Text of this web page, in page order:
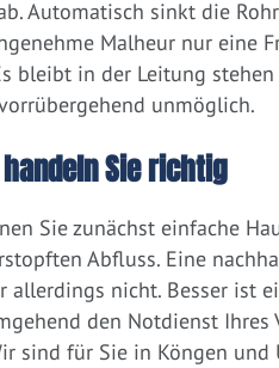
Automatisch sinkt die
Malheur nur eine
bleibt in der Leitung
unmöglich.
Sie richtig
Sie zunächst einfache
Abfluss. Eine
allerdings nicht. Besser ist
den Notdienst Ihres
sind für Sie in Köngen